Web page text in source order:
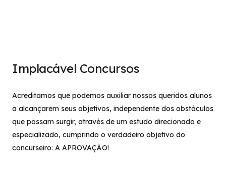
Implacável Concursos
Acreditamos que podemos auxiliar nossos queridos alunos
a alcançarem seus objetivos, independente dos obstáculos
que possam surgir, através de um estudo direcionado e
especializado, cumprindo o verdadeiro objetivo do
concurseiro: A APROVAÇÃO!